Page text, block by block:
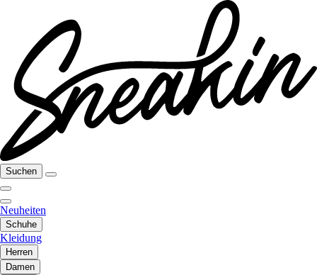
Suchen
Neuheiten
Schuhe
Kleidung
Herren
Damen